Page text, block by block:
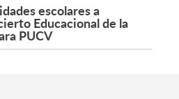
escolares a
Educacional de la
PUCV